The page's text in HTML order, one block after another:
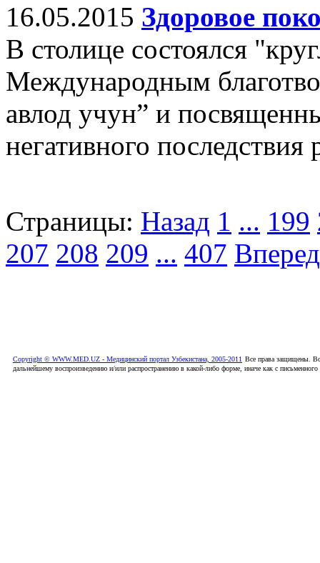
16.05.2015 Здоровое
В столице состоялся
Международным
авлод учун” и
негативного
Страницы: Назад 1 ... 199
207 208 209 ... 407 Вперед
Copyright © WWW.MED.UZ - Медицинский портал Узбекистана, 2005-2011 Все права защищены.
дальнейшему воспроизведению и/или распространению в какой-либо форме, иначе как с